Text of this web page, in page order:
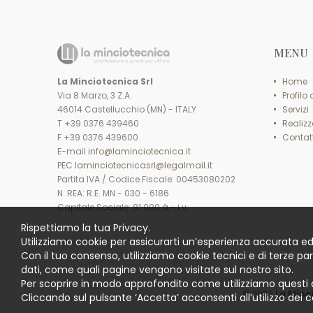
La Minciotecnica Srl
Via 8 Marzo, 3 Z.A.
46014 Castellucchio (MN) - ITALY
T +39 0376 439460
F +39 0376 439600
E-mail info@laminciotecnica.it
PEC laminciotecnicasrl@legalmail.it
Partita IVA / Codice Fiscale: 00453080202
N. REA: R.E. MN - 030 - 6186
Capitale Sociale: 81.000 â‚¬ i.v.
MENU
Home
Profilo
Servizi
© 2026La
Rispettiamo la tua Privacy.
Utilizziamo cookie per assicurarti un’esperienza accurata
Con il tuo consenso, utilizziamo cookie tecnici e di terze
dati, come quali pagine vengono visitate sul nostro sito.
Per scoprire in modo approfondito come utilizziamo questi
Cliccando sul pulsante ‘Accetta’ acconsenti all’utilizzo dei